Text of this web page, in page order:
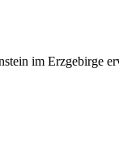
im Erzgebirge